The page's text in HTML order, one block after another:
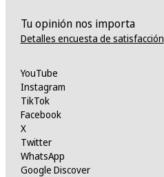
Tu opinión nos importa
Detalles encuesta de satisfacción
YouTube
Instagram
TikTok
Facebook
X
Twitter
WhatsApp
Google Discover